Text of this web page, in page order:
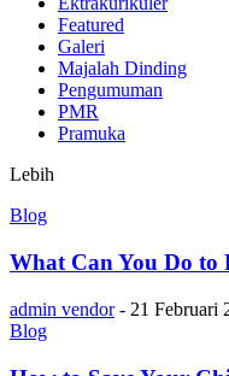
Featured
Galeri
Majalah Dinding
Pengumuman
PMR
Pramuka
Lebih
Blog
What Can You Do to
admin vendor - 21 Februari
Blog